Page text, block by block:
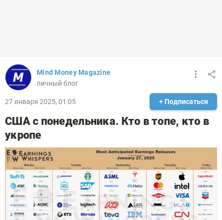
Mind Money Magazine
личный блог
27 января 2025, 01:05 + Подписаться
США с понедельника. Кто в топе, кто в
укропе